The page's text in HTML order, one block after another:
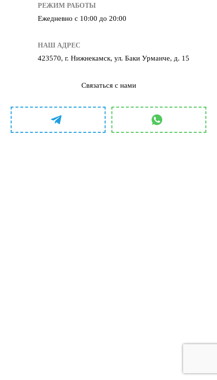
РЕЖИМ РАБОТЫ
Ежедневно с 10:00 до 20:00
НАШ АДРЕС
423570, г. Нижнекамск, ул. Баки Урманче, д. 15
Связаться с нами